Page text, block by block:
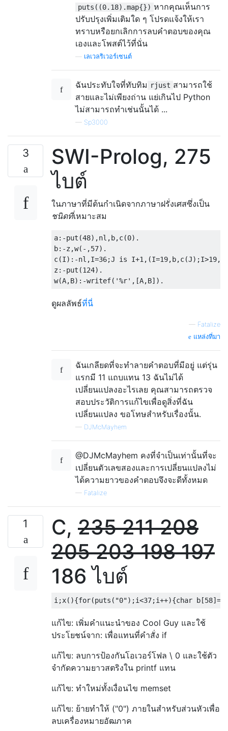
puts((0.18).map{}) หากคุณเห็นการ
ปรับปรุงเพิ่มเติมใด ๆ โปรดแจ้งให้เรา
ทราบหรือยกเลิกการลบคำตอบของคุณ
เองและโพสต์ไว้ที่นั่น
เลเวลริเวอร์เซนต์
ฉันประทับใจที่ทับทิม rjust สามารถใช้
สายและไม่เพียงถ่าน แย่เกินไป Python
ไม่สามารถทำเช่นนั้นได้ ...
— Sp3000
3
SWI-Prolog, 275
ไบต์
ในภาษาที่มีต้นกำเนิดจากภาษาฝรั่งเศสซึ่งเป็น
ชนิดที่เหมาะสม
a:-put(48),nl,b,c(0).
b:-z,w(-,57).
c(I):-nl,I=36;J is
z:-put(124).
ดูผลลัพธ์ที่นี่
— Fatalize
แหล่งที่มา
ฉันเกลียดที่จะทำลายคำตอบที่มีอยู่ แต่รุ่น
แรกมี 11 แถบแทน 13 ฉันไม่ได้
เปลี่ยนแปลงอะไรเลย คุณสามารถตรวจ
สอบประวัติการแก้ไขเพื่อดูสิ่งที่ฉัน
เปลี่ยนแปลง ขอโทษสำหรับเรื่องนั้น.
— DJMcMayhem
@DJMcMayhem คงที่จำเป็นเท่านั้นที่จะ
เปลี่ยนตัวเลขสองและการเปลี่ยนแปลงไม่
ได้ความยาวของคำตอบจึงจะดีทั้งหมด
— Fatalize
1 C, 235211208
205203198197
186 ไบต์
แก้ไข: เพิ่มคำแนะนำของ Cool Guy และใช้
ประโยชน์จาก: เพื่อแทนที่คำสั่ง if
แก้ไข: ลบการป้องกันโอเวอร์โฟล \ 0 และใช้ตัว
จำกัดความยาวสตริงใน printf แทน
แก้ไข: ทำใหม่ทั้งเงื่อนไข memset
แก้ไข: ย้ายทำให้ ("0") ภายในสำหรับส่วนหัวเพื่อ
ลบเครื่องหมายอัฒภาค